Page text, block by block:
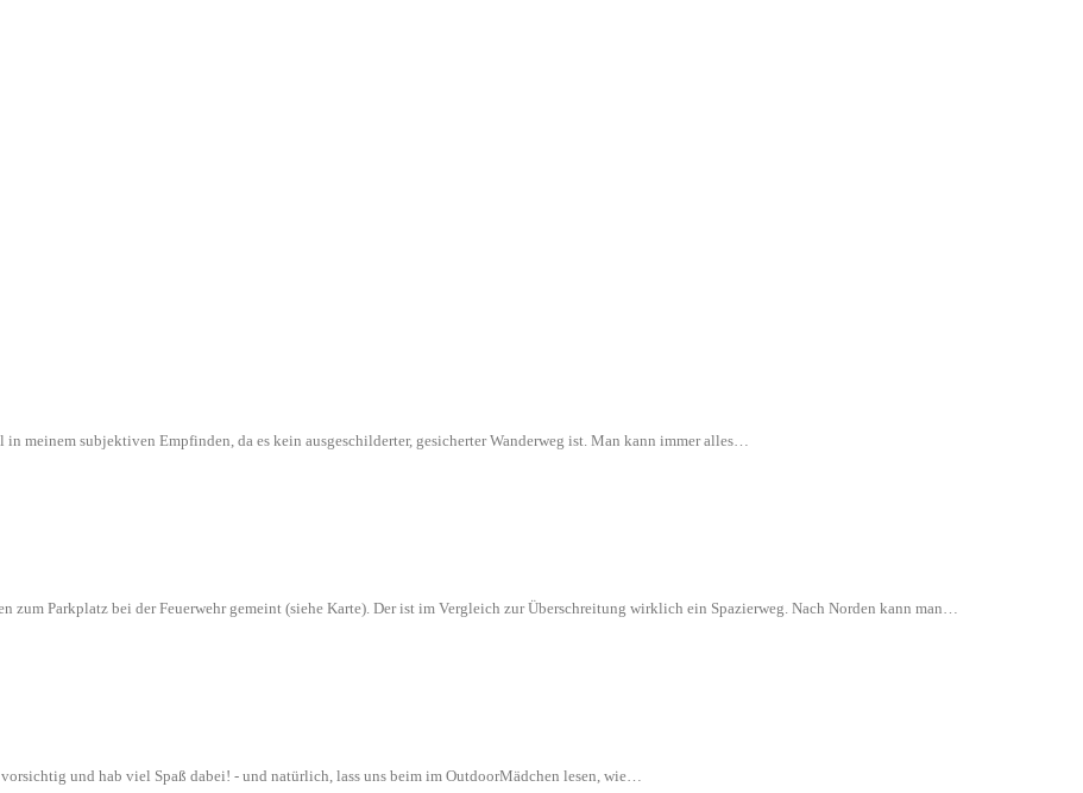
meinem subjektiven Empfinden, da es kein ausgeschilderter, gesicherter Wanderweg ist. Man kann immer alles…
Parkplatz bei der Feuerwehr gemeint (siehe Karte). Der ist im Vergleich zur Überschreitung wirklich ein Spazierweg. Nach Norden kann man…
und hab viel Spaß dabei! - und natürlich, lass uns beim im OutdoorMädchen lesen, wie…